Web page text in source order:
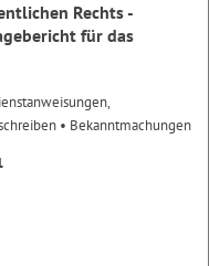
Rechts -
für das
• Bekanntmachungen